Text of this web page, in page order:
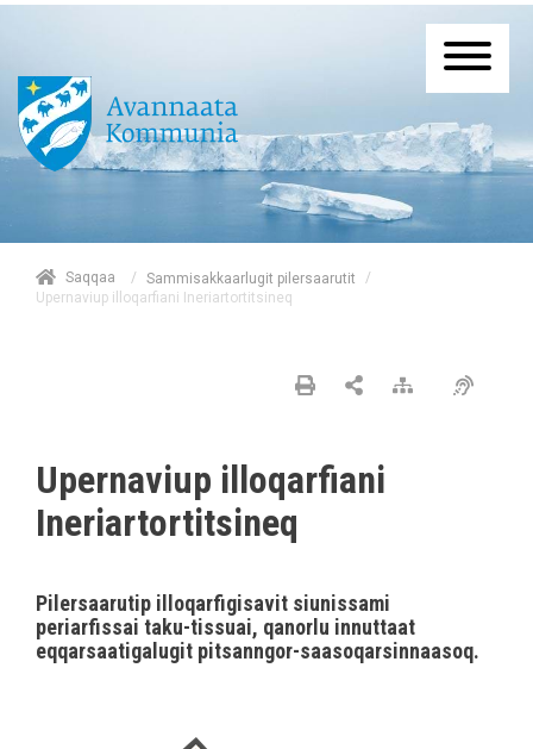
Saqqaa / Sammisakkaarlugit pilersaarutit
/
Upernaviup illoqarfiani Ineriartortitsineq
Upernaviup illoqarfiani
Ineriartortitsineq
Pilersaarutip illoqarfigisavit siunissami
periarfissai taku-tissuai, qanorlu innuttaat
eqqarsaatigalugit pitsanngor-saasoqarsinnaasoq.